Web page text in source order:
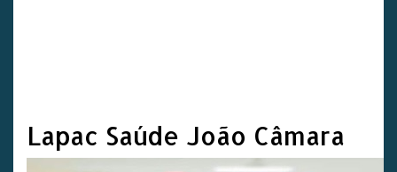
Lapac Saúde João Câmara